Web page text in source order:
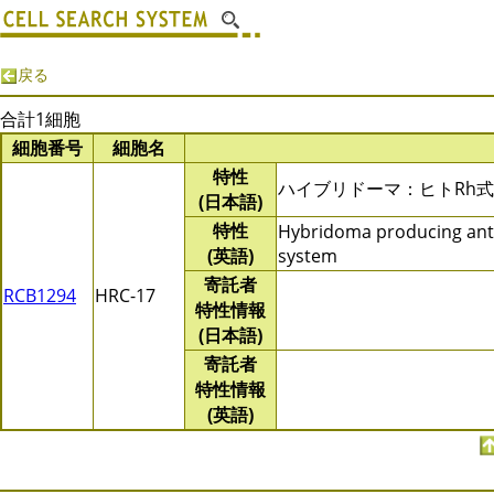
戻る
合計1細胞
細胞番号
細胞名
RCB1294 HRC-17
特性
(日本語)
ハイブリドーマ：ヒトRh
特性
(英語)
Hybridoma producing
system
寄託者
特性情報
(日本語)
寄託者
特性情報
(英語)